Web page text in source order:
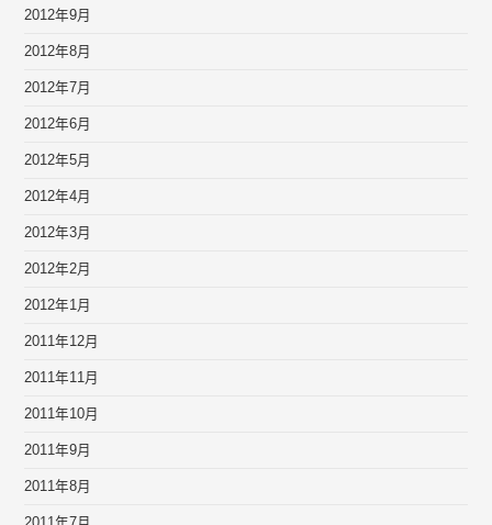
2012年9月
2012年8月
2012年7月
2012年6月
2012年5月
2012年4月
2012年3月
2012年2月
2012年1月
2011年12月
2011年11月
2011年10月
2011年9月
2011年8月